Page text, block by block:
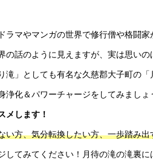
ラマやマンガの世界で修行僧や格闘
の話のように見えますが、実は思い
滝」としても有名な久慈郡大子町の
浄化＆パワーチャージをしてみましょ
メします！
い方、気分転換したい方、一歩踏み出
してみてください！月待の滝の滝裏